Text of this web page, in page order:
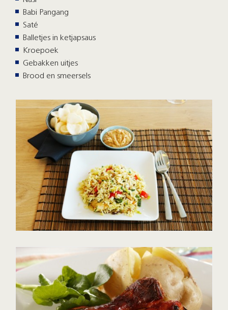
Babi Pangang
Saté
Balletjes in ketjapsaus
Kroepoek
Gebakken uitjes
Brood en smeersels